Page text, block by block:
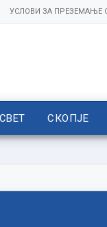
УСЛОВИ ЗА ПРЕЗЕМАЊЕ
СВЕТ СКОПЈЕ